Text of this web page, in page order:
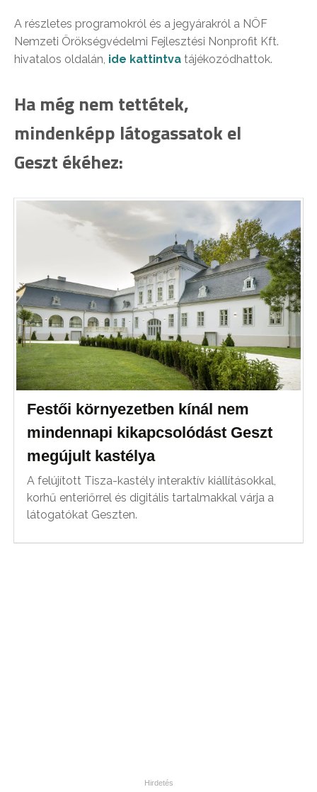
A részletes programokról és a jegyárakról a NÖF
Nemzeti Örökségvédelmi Fejlesztési Nonprofit Kft.
hivatalos oldalán, ide kattintva tájékozódhattok.
Ha még nem tettétek,
mindenképp látogassatok el
Geszt ékéhez:
Festői környezetben kínál nem
mindennapi kikapcsolódást Geszt
megújult kastélya
A felújított Tisza-kastély interaktív kiállításokkal,
korhű enteriőrrel és digitális tartalmakkal várja a
látogatókat Geszten.